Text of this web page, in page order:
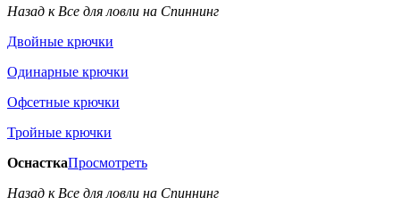
Назад к Все для ловли на Спиннинг
Двойные крючки
Одинарные крючки
Офсетные крючки
Тройные крючки
ОснасткаПросмотреть
Назад к Все для ловли на Спиннинг